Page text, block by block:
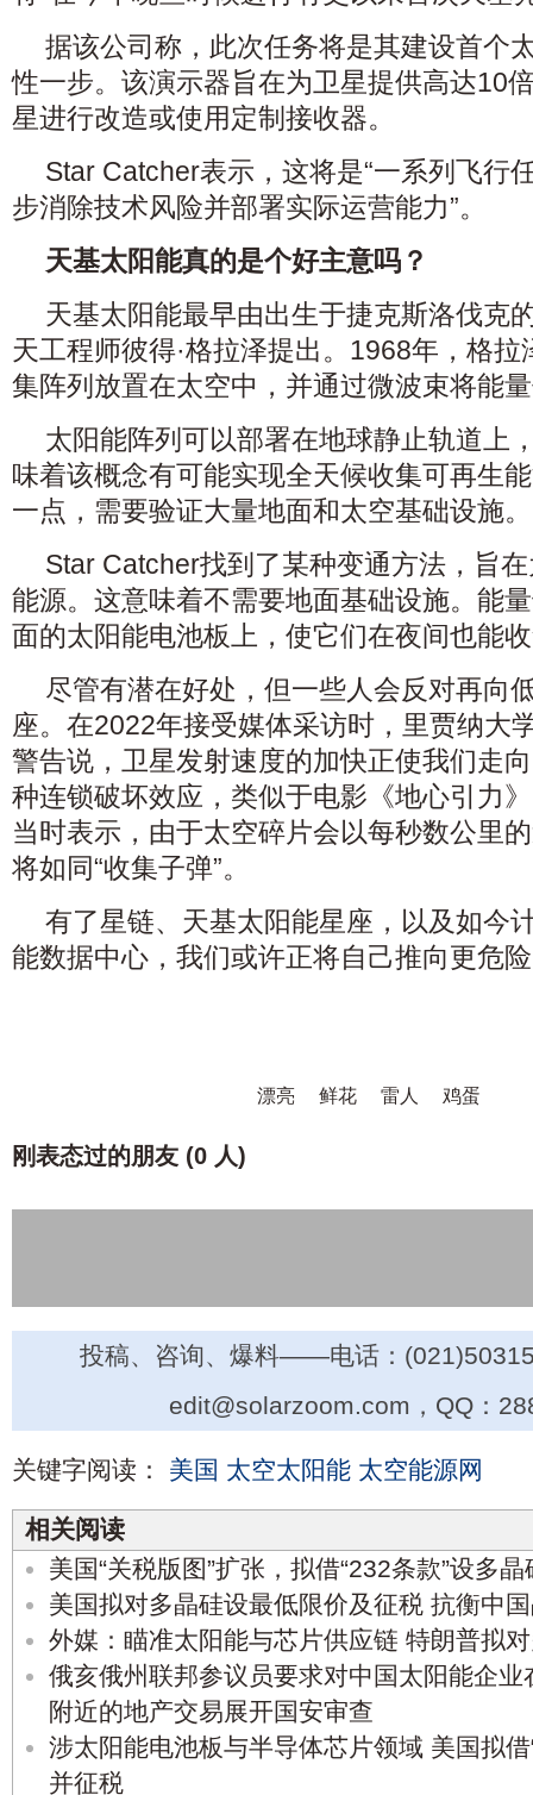
据该公司称，此次任务将是其建设首个
性一步。该演示器旨在为卫星提供高达10
星进行改造或使用定制接收器。
Star Catcher表示，这将是“一系列飞行
步消除技术风险并部署实际运营能力”。
天基太阳能真的是个好主意吗？
天基太阳能最早由出生于捷克斯洛伐克
天工程师彼得·格拉泽提出。1968年，格
集阵列放置在太空中，并通过微波束将能
太阳能阵列可以部署在地球静止轨道上
味着该概念有可能实现全天候收集可再生
一点，需要验证大量地面和太空基础设施。
Star Catcher找到了某种变通方法，旨
能源。这意味着不需要地面基础设施。能
面的太阳能电池板上，使它们在夜间也能
尽管有潜在好处，但一些人会反对再向
座。在2022年接受媒体采访时，里贾纳大
警告说，卫星发射速度的加快正使我们走
种连锁破坏效应，类似于电影《地心引力
当时表示，由于太空碎片会以每秒数公里
将如同“收集子弹”。
有了星链、天基太阳能星座，以及如今
能数据中心，我们或许正将自己推向更危
漂亮 鲜花 雷人 鸡蛋
刚表态过的朋友 (0 人)
投稿、咨询、爆料——电话：
edit@solarzoom.com，QQ：
关键字阅读： 美国 太空太阳能 太空能源网
相关阅读
美国“关税版图”扩张，拟借“232条款”设多
美国拟对多晶硅设最低限价及征税 抗衡中
外媒：瞄准太阳能与芯片供应链 特朗普拟
俄亥俄州联邦参议员要求对中国太阳能企
附近的地产交易展开国安审查
涉太阳能电池板与半导体芯片领域 美国拟
并征税